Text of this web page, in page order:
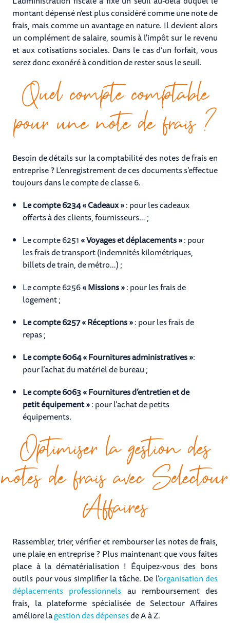
montant dépensé n’est plus considéré comme une note de
frais, mais comme un avantage en nature. Il devient alors
un complément de salaire, soumis à l'impôt sur le revenu
et aux cotisations sociales. Dans le cas d’un forfait, vous
serez donc exonéré à condition de rester sous le seuil.
Quel compte comptable
pour une note de frais ?
Besoin de détails sur la comptabilité des notes de frais en
entreprise ? L’enregistrement de ces documents s’effectue
toujours dans le compte de classe 6.
Le compte 6234 « Cadeaux »: pour les cadeaux
offerts à des clients, fournisseurs… ;
Le compte 6251« Voyages et déplacements »: pour
les frais de transport (indemnités kilométriques,
billets de train, de métro…) ;
Le compte 6256« Missions »: pour les frais de
logement ;
Le compte 6257 « Réceptions »: pour les frais de
repas ;
Le compte 6064 « Fournitures administratives »:
pour l’achat du matériel de bureau ;
Le compte 6063 « Fournitures d’entretien et de
petit équipement »: pour l’achat de petits
équipements.
Optimiser la gestion des
notes de frais avec Selectour
Affaires
Rassembler, trier, vérifier et rembourser les notes de frais,
une plaie en entreprise ? Plus maintenant que vous faites
place à la dématérialisation ! Équipez-vous des bons
outils pour vous simplifier la tâche. De l’organisation des
déplacements professionnels au remboursement des
frais, la plateforme spécialisée de Selectour Affaires
améliore lagestion des dépensesde A à Z.